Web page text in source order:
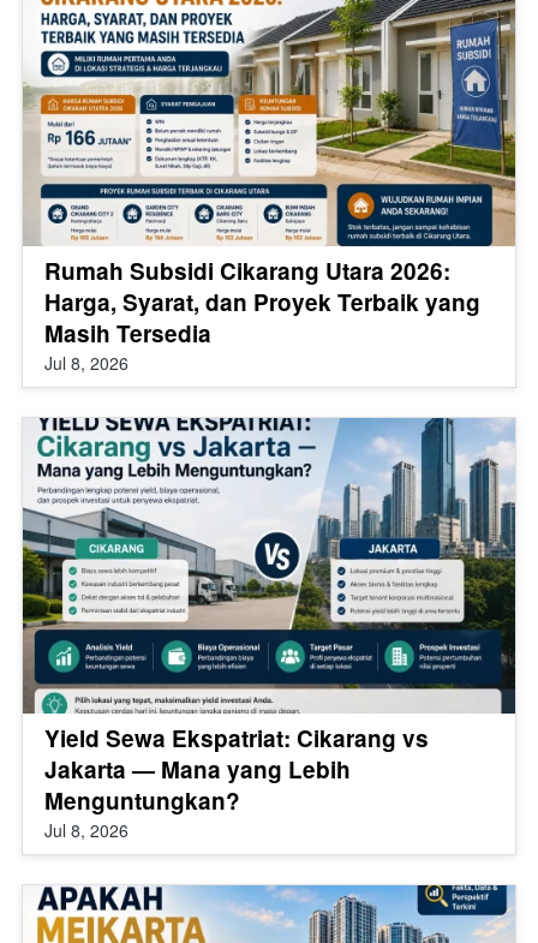
Rumah Subsidi Cikarang Utara 2026:
Harga, Syarat, dan Proyek Terbaik yang
Masih Tersedia
Jul 8, 2026
Yield Sewa Ekspatriat: Cikarang vs
Jakarta — Mana yang Lebih
Menguntungkan?
Jul 8, 2026